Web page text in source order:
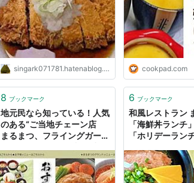
食べ物屋さん紹介 #はてな
ブログ #グーグルアドセン
ス無料で合格２０２１ #宮
城 #仙台 #食事 - #楽活！
収入増やして人生を楽しく！
singark071781.hatenablog.com cookpad.com
8 ブックマーク
地元民なら知っている！人気
のある“ご当地チェーン店
まるまつ、フライングガーデ
6 ブックマーク
和風レストラン
「海鮮丼ランチ
「ホリデーラン